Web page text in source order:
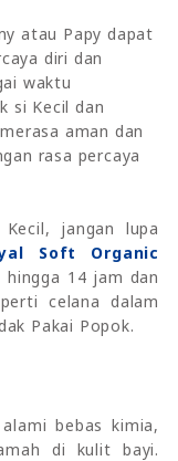
atau Papy dapat
diri dan
waktu
si Kecil dan
aman dan
rasa percaya
jangan lupa
Soft Organic
hingga 14 jam dan
celana dalam
Pakai Popok.
bebas kimia,
di kulit bayi.